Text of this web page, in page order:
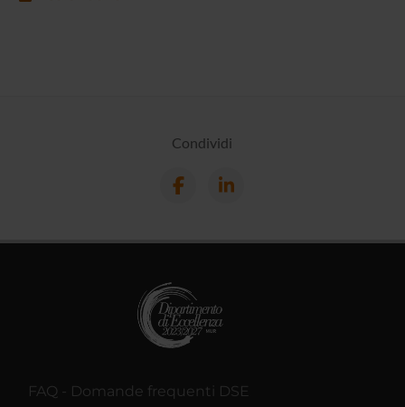
Condividi
FAQ - Domande frequenti DSE